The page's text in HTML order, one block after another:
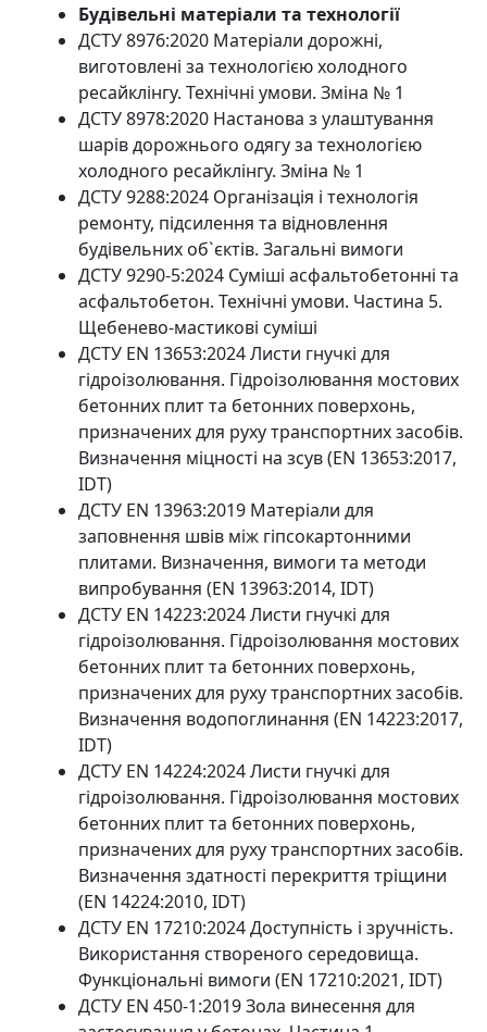
Будівельні матеріали та технології
ДСТУ 8976:2020 Матеріали дорожні,
виготовлені за технологією холодного
ресайклінгу. Технічні умови. Зміна № 1
ДСТУ 8978:2020 Настанова з улаштування
шарів дорожнього одягу за технологією
холодного ресайклінгу. Зміна № 1
ДСТУ 9288:2024 Організація і технологія
ремонту, підсилення та відновлення
будівельних об`єктів. Загальні вимоги
ДСТУ 9290-5:2024 Суміші асфальтобетонні та
асфальтобетон. Технічні умови. Частина 5.
Щебенево-мастикові суміші
ДСТУ EN 13653:2024 Листи гнучкі для
гідроізолювання. Гідроізолювання мостових
бетонних плит та бетонних поверхонь,
призначених для руху транспортних засобів.
Визначення міцності на зсув (EN 13653:2017,
IDT)
ДСТУ EN 13963:2019 Матеріали для
заповнення швів між гіпсокартонними
плитами. Визначення, вимоги та методи
випробування (EN 13963:2014, IDT)
ДСТУ EN 14223:2024 Листи гнучкі для
гідроізолювання. Гідроізолювання мостових
бетонних плит та бетонних поверхонь,
призначених для руху транспортних засобів.
Визначення водопоглинання (EN 14223:2017,
IDT)
ДСТУ EN 14224:2024 Листи гнучкі для
гідроізолювання. Гідроізолювання мостових
бетонних плит та бетонних поверхонь,
призначених для руху транспортних засобів.
Визначення здатності перекриття тріщини
(EN 14224:2010, IDT)
ДСТУ EN 17210:2024 Доступність і зручність.
Використання створеного середовища.
Функціональні вимоги (EN 17210:2021, IDT)
ДСТУ EN 450-1:2019 Зола винесення для